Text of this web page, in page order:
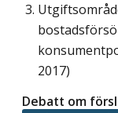
2017)
Debatt om